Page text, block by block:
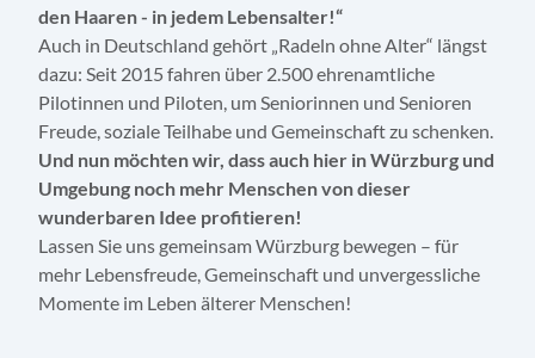
den Haaren - in jedem Lebensalter!“
Auch in Deutschland gehört „Radeln ohne Alter“ längst
dazu: Seit 2015 fahren über 2.500 ehrenamtliche
Pilotinnen und Piloten, um Seniorinnen und Senioren
Freude, soziale Teilhabe und Gemeinschaft zu schenken.
Und nun möchten wir, dass auch hier in Würzburg und
Umgebung noch mehr Menschen von dieser
wunderbaren Idee profitieren!
Lassen Sie uns gemeinsam Würzburg bewegen – für
mehr Lebensfreude, Gemeinschaft und unvergessliche
Momente im Leben älterer Menschen!